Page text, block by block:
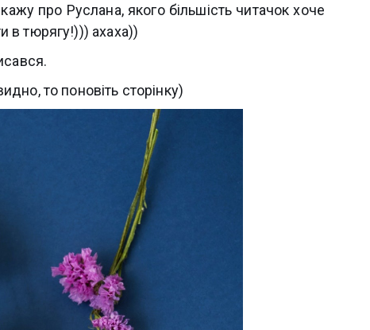
про Руслана, якого більшість читачок хоче
в тюрягу!))) ахаха))
то поновіть сторінку)